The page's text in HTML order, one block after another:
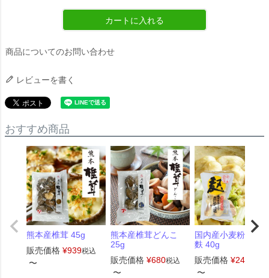
カートに入れる
商品についてのお問い合わせ
レビューを書く
おすすめ商品
熊本産椎茸 45g
販売価格 ¥939税込
〜
熊本産椎茸どんこ
25g
販売価格 ¥680税込
〜
国内産小麦粉 煮込
麩 40g
販売価格 ¥248
〜